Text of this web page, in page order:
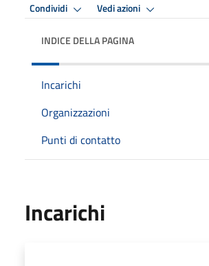
Condividi Vedi azioni
INDICE DELLA PAGINA
Incarichi
Organizzazioni
Punti di contatto
Incarichi